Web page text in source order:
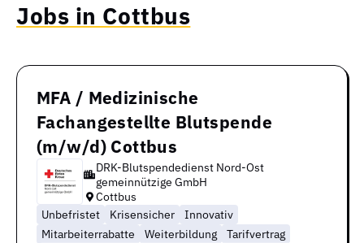
Jobs in Cottbus
MFA / Medizinische
Fachangestellte Blutspende
(m/w/d) Cottbus
DRK-Blutspendedienst Nord-Ost
gemeinnützige GmbH
Cottbus
Unbefristet
Krisensicher
Innovativ
Mitarbeiterrabatte
Weiterbildung Tarifvertrag